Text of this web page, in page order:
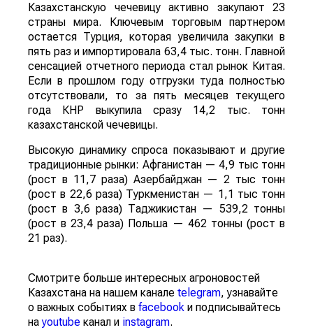
Казахстанскую чечевицу активно закупают 23
страны мира. Ключевым торговым партнером
остается Турция, которая увеличила закупки в
пять раз и импортировала 63,4 тыс. тонн. Главной
сенсацией отчетного периода стал рынок Китая.
Если в прошлом году отгрузки туда полностью
отсутствовали, то за пять месяцев текущего
года КНР выкупила сразу 14,2 тыс. тонн
казахстанской чечевицы.
Высокую динамику спроса показывают и другие
традиционные рынки: Афганистан — 4,9 тыс тонн
(рост в 11,7 раза) Азербайджан — 2 тыс тонн
(рост в 22,6 раза) Туркменистан — 1,1 тыс тонн
(рост в 3,6 раза) Таджикистан — 539,2 тонны
(рост в 23,4 раза) Польша — 462 тонны (рост в
21 раз).
Смотрите больше интересных агроновостей
Казахстана на нашем канале telegram, узнавайте
о важных событиях в facebook и подписывайтесь
наyoutube канал и instagram.